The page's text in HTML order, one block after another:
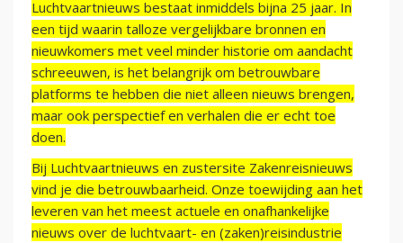
Luchtvaartnieuws bestaat inmiddels bijna 25 jaar. In
een tijd waarin talloze vergelijkbare bronnen en
nieuwkomers met veel minder historie om aandacht
schreeuwen, is het belangrijk om betrouwbare
platforms te hebben die niet alleen nieuws brengen,
maar ook perspectief en verhalen die er echt toe
doen.
Bij Luchtvaartnieuws en zustersite Zakenreisnieuws
vind je die betrouwbaarheid. Onze toewijding aan het
leveren van het meest actuele en onafhankelijke
nieuws over de luchtvaart- en (zaken)reisindustrie